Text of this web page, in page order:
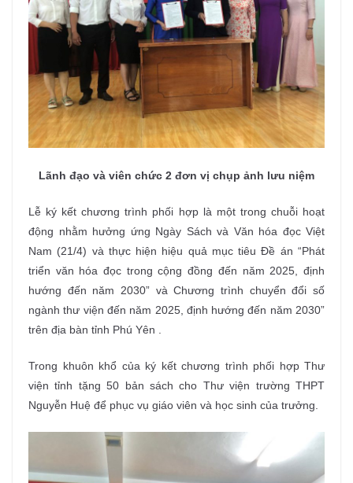
Lãnh đạo và viên chức 2 đơn vị chụp ảnh lưu niệm
Lễ ký kết chương trình phối hợp là một trong chuỗi hoạt
động nhằm hưởng ứng Ngày Sách và Văn hóa đọc Việt
Nam (21/4) và thực hiện hiệu quả mục tiêu Đề án “Phát
triển văn hóa đọc trong cộng đồng đến năm 2025, định
hướng đến năm 2030” và Chương trình chuyển đổi số
ngành thư viện đến năm 2025, định hướng đến năm 2030”
trên địa bàn tỉnh Phú Yên .
Trong khuôn khổ của ký kết chương trình phối hợp Thư
viện tỉnh tặng 50 bản sách cho Thư viện trường THPT
Nguyễn Huệ để phục vụ giáo viên và học sinh của trưởng.